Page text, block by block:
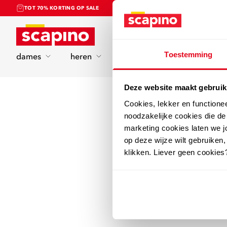
Toestemming
Deze website maakt
Cookies, lekker en
noodzakelijke cookies die
marketing cookies laten we
op deze wijze wilt
klikken. Liever geen
TOT 70% KORTING OP SALE
Home
dames heren sport